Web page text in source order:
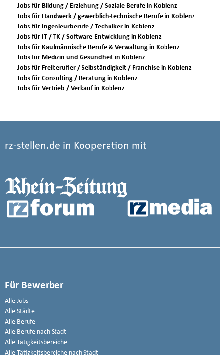
Jobs für Bildung / Erziehung / Soziale Berufe in Koblenz
Jobs für Handwerk / gewerblich-technische Berufe in Koblenz
Jobs für Ingenieurberufe / Techniker in Koblenz
Jobs für IT / TK / Software-Entwicklung in Koblenz
Jobs für Kaufmännische Berufe & Verwaltung in Koblenz
Jobs für Medizin und Gesundheit in Koblenz
Jobs für Freiberufler / Selbständigkeit / Franchise in Koblenz
Jobs für Consulting / Beratung in Koblenz
Jobs für Vertrieb / Verkauf in Koblenz
rz-stellen.de in Kooperation mit
Für Bewerber
Alle Jobs
Alle Städte
Alle Berufe
Alle Berufe nach Stadt
Alle Tätigkeitsbereiche
Alle Tätigkeitsbereiche nach Stadt